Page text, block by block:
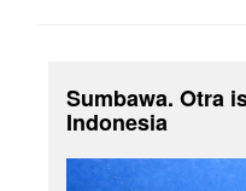
Sumbawa. Otra
Indonesia